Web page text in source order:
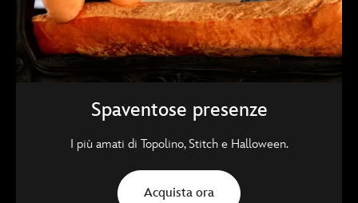
Spaventose presenze
I più amati di Topolino, Stitch e Halloween.
Acquista ora